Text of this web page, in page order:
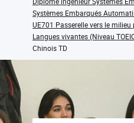
Systèmes Embarqués
UE701 Passerelle vers le milieu
Langues vivantes (Niveau
Chinois TD